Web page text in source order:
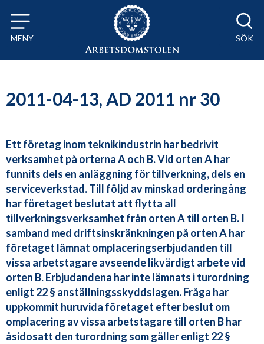
Till innehåll på sidan x
MENY SÖK
2011-04-13, AD 2011 nr 30
Ett företag inom teknikindustrin har bedrivit
verksamhet på orterna A och B. Vid orten A har
funnits dels en anläggning för tillverkning, dels en
serviceverkstad. Till följd av minskad orderingång
har företaget beslutat att flytta all
tillverkningsverksamhet från orten A till orten B. I
samband med driftsinskränkningen på orten A har
företaget lämnat omplaceringserbjudanden till
vissa arbetstagare avseende likvärdigt arbete vid
orten B. Erbjudandena har inte lämnats i turordning
enligt 22 § anställningsskyddslagen. Fråga har
uppkommit huruvida företaget efter beslut om
omplacering av vissa arbetstagare till orten B har
åsidosatt den turordning som gäller enligt 22 §